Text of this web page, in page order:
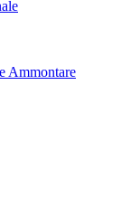
Ammontare